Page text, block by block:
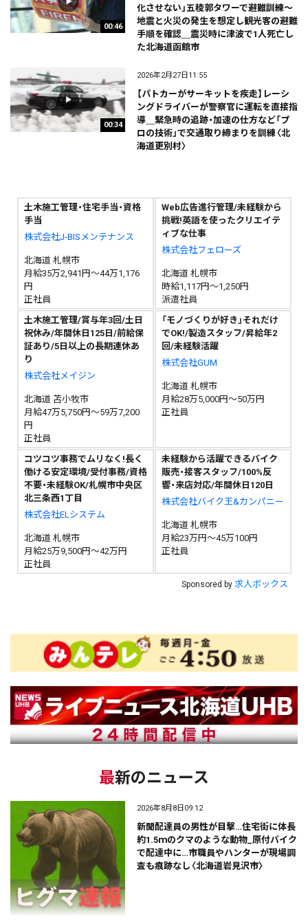
00:46
化させない」五稜郭タワーで避難訓練～
地震と火災の発生を想定し観光客の避難
手順を確認＿震災時に津波で1人死亡し
た北海道函館市
00:34
2026年2月27日11:55
【パトカーがサーキットを疾走】レーシ
ングドライバーが警察官に運転を直接指
導＿緊急時の追跡・加速の仕方など「プ
ロの技術」で交通取り締まりを訓練〈北
海道更別村〉
土木施工管理・住宅手当・資格
手当
株式会社J-BISメンテナンス
北海道 札幌市
月給35万2,941円～44万1,176
円
正社員
Web広告進行管理/未経験から
挑戦!英語を使ったクリエイテ
ィブな仕事
株式会社フェローズ
北海道 札幌市
時給1,117円～1,250円
派遣社員
土木施工管理/賞与年3回/土日
祝休み/年間休日125日/前給保
証あり/5日以上の長期連休あ
り
株式会社メイジン
北海道 苫小牧市
月給47万5,750円～59万7,200
円
正社員
「モノづくりが好き」それだけ
でOK!/製造スタッフ/昇給年2
回/未経験活躍
株式会社GUM
北海道 札幌市
月給28万5,000円～50万円
正社員
コツコツ事務でムリなく!長く
働ける安定環境/受付事務/資格
不要・未経験OK/札幌市中央区
北三条西1丁目
株式会社ELシステム
北海道 札幌市
月給25万9,500円～42万円
正社員
未経験から活躍できるバイク
販売・接客スタッフ/100%反
響・来店対応/年間休日120日
株式会社バイク王&カンパニー
北海道 札幌市
月給23万円～45万100円
正社員
Sponsored by 求人ボックス
最新のニュース
2026年8月8日09:12
新聞配達員の男性が目撃…住宅街に体長
約1.5ｍのクマのような動物_原付バイク
で配達中に…市職員やハンターが現場調
査も痕跡なし〈北海道岩見沢市〉